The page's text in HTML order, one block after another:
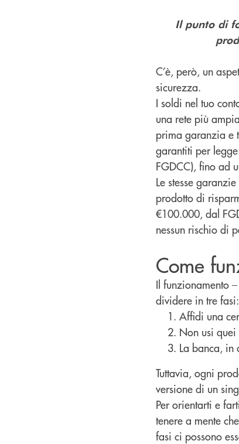
Il punto di
C’è, però, un
sicurezza.
I soldi nel tuo
una rete più
prima garanzia e
garantiti per
FGDCC), fino ad
Le stesse
prodotto di
€100.000, dal
nessun rischio di
Come
Il funzionamento
dividere in tre fasi:
Affidi una
Non usi
La banca, in
Tuttavia, ogni
versione di un
Per orientarti e
tenere a mente
fasi ci possono